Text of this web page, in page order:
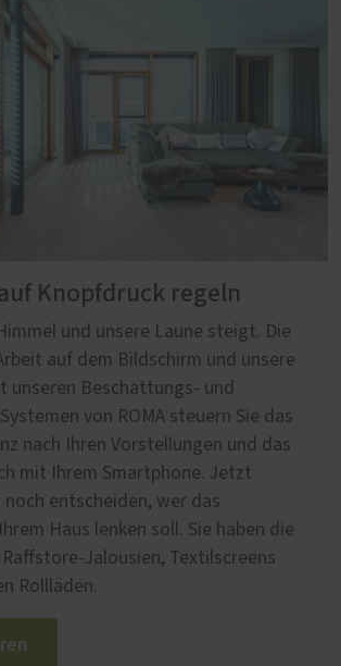
Knopfdruck regeln
und unsere Laune steigt. Die
auf dem Bildschirm und unsere
unseren Beschattungs- und
von ROMA steuern Sie das
nach Ihren Vorstellungen und das
mit Ihrem Smartphone. Jetzt
noch entscheiden, wer das
Haus lenken soll. Sie haben die
Jalousien, Textilscreens
Rollläden.